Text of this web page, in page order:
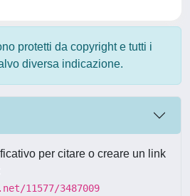
protetti da copyright e tutti i
diversa indicazione.
per citare o creare un link
11577/3487009